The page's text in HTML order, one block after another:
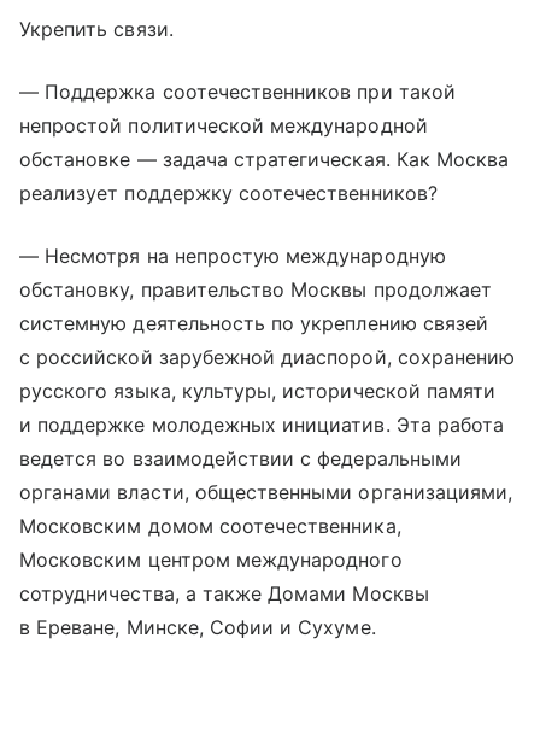
Укрепить связи.
— Поддержка соотечественников при такой
непростой политической международной
обстановке — задача стратегическая. Как Москва
реализует поддержку соотечественников?
— Несмотря на непростую международную
обстановку, правительство Москвы продолжает
системную деятельность по укреплению связей
с российской зарубежной диаспорой, сохранению
русского языка, культуры, исторической памяти
и поддержке молодежных инициатив. Эта работа
ведется во взаимодействии с федеральными
органами власти, общественными организациями,
Московским домом соотечественника,
Московским центром международного
сотрудничества, а также Домами Москвы
в Ереване, Минске, Софии и Сухуме.